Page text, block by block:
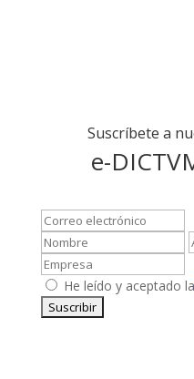
Suscríbete a
e-
He leído y aceptado la